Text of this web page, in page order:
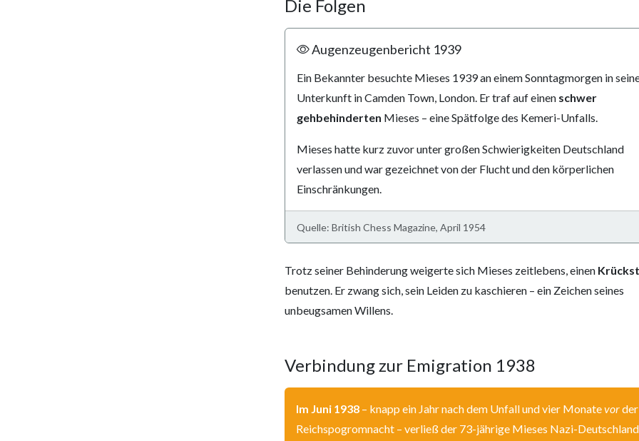
Die Folgen
Augenzeugenbericht 1939
Ein Bekannter besuchte Mieses 1939 an einem Sonntagmorgen in
Unterkunft in Camden Town, London. Er traf auf einen schwer
gehbehinderten Mieses – eine Spätfolge des Kemeri-Unfalls.
Mieses hatte kurz zuvor unter großen Schwierigkeiten Deutschland
verlassen und war gezeichnet von der Flucht und den körperlichen
Einschränkungen.
Quelle: British Chess Magazine, April 1954
Trotz seiner Behinderung weigerte sich Mieses zeitlebens, einen
benutzen. Er zwang sich, sein Leiden zu kaschieren – ein Zeichen seines
unbeugsamen Willens.
Verbindung zur Emigration 1938
Im Juni 1938 – knapp ein Jahr nach dem Unfall und vier Monatevorder
Reichspogromnacht – verließ der 73-jährige Mieses Nazi-